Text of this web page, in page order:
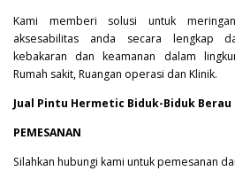
Kami memberi solusi untuk
aksesabilitas anda secara lengkap
kebakaran dan keamanan dalam
Rumah sakit, Ruangan operasi dan Klinik.
Jual Pintu Hermetic Biduk-Biduk Berau
PEMESANAN
Silahkan hubungi kami untuk pemesanan